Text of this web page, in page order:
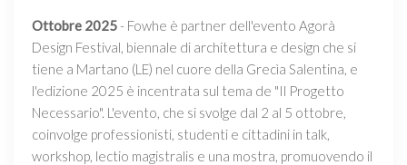
Ottobre 2025- Fowhe è partner dell'evento Agorà
Design Festival, biennale di architettura e design che si
tiene a Martano (LE) nel cuore della Grecìa Salentina, e
l'edizione 2025 è incentrata sul tema de "Il Progetto
Necessario". L'evento, che si svolge dal 2 al 5 ottobre,
coinvolge professionisti, studenti e cittadini in talk,
workshop, lectio magistralis e una mostra, promuovendo il